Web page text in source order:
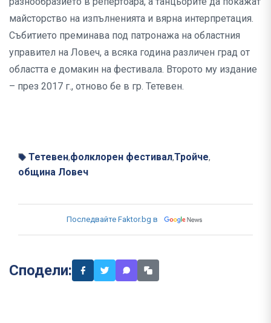
майсторство на изпълненията и вярна интерпретация.
Събитието преминава под патронажа на областния
управител на Ловеч, а всяка година различен град от
областта е домакин на фестивала. Второто му издание
– през 2017 г., отново бе в гр. Тетевен.
Тетевен,фолклорен фестивал,Тройче,
община Ловеч
Последвайте Faktor.bg в
Сподели: